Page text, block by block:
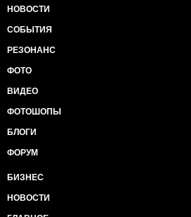
НОВОСТИ
СОБЫТИЯ
РЕЗОНАНС
ФОТО
ВИДЕО
ФОТОШОПЫ
БЛОГИ
ФОРУМ
БИЗНЕС
НОВОСТИ